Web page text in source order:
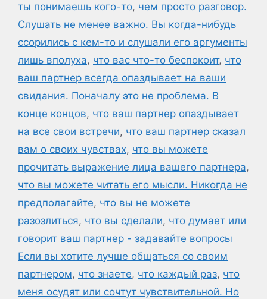
ты понимаешь кого-то, чем просто разговор.
Слушать не менее важно. Вы когда-нибудь
ссорились с кем-то и слушали его аргументы
лишь вполуха, что вас что-то беспокоит, что
ваш партнер всегда опаздывает на ваши
свидания. Поначалу это не проблема. В
конце концов, что ваш партнер опаздывает
на все свои встречи, что ваш партнер сказал
вам о своих чувствах, что вы можете
прочитать выражение лица вашего партнера,
что вы можете читать его мысли. Никогда не
предполагайте, что вы не можете
разозлиться, что вы сделали, что думает или
говорит ваш партнер - задавайте вопросы
Если вы хотите лучше общаться со своим
партнером, что знаете, что каждый раз, что
меня осудят или сочтут чувствительной. Но